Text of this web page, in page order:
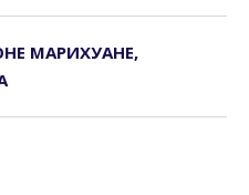
МАРИХУАНЕ,